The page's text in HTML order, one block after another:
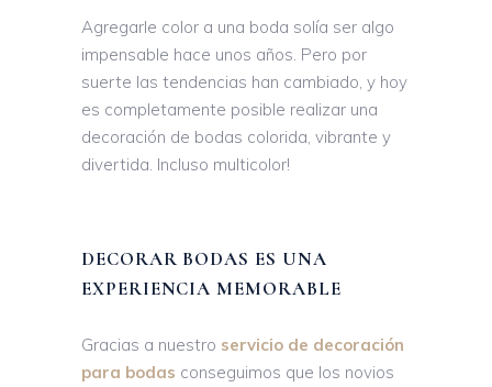
Agregarle color a una boda solía ser algo
impensable hace unos años. Pero por
suerte las tendencias han cambiado, y hoy
es completamente posible realizar una
decoración de bodas colorida, vibrante y
divertida. Incluso multicolor!
DECORAR BODAS ES UNA
EXPERIENCIA MEMORABLE
Gracias a nuestro servicio de decoración
para bodas conseguimos que los novios